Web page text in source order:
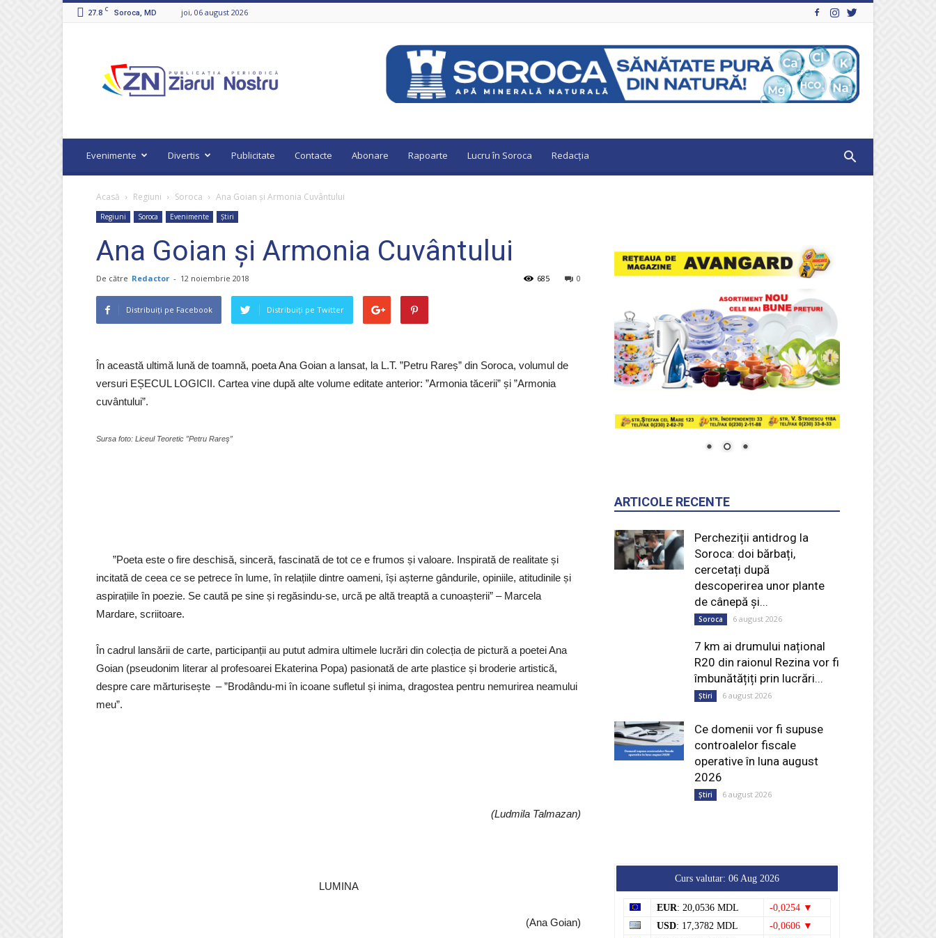
27.8 C Soroca, MD joi, 06 august 2026
Nostru
Evenimente Divertis Publicitate Contacte Abonare Rapoarte Lucru în Soroca Redacția
Acasă Regiuni Soroca Ana Goian și Armonia Cuvântului
Regiuni Soroca Evenimente Știri
Ana Goian și Armonia Cuvântului
De către Redactor - 12 noiembrie 2018 0
685
Distribuiți pe Facebook Distribuiți pe Twitter
În această ultimă lună de toamnă, poeta Ana Goian a lansat, la L.T. ”Petru Rareș” din Soroca, volumul de
versuri EȘECUL LOGICII. Cartea vine după alte volume editate anterior: ”Armonia tăcerii” și ”Armonia
cuvântului”.
Sursa foto: Liceul Teoretic ”Petru Rareş”
”Poeta este o fire deschisă, sinceră, fascinată de tot ce e frumos și valoare. Inspirată de realitate și
incitată de ceea ce se petrece în lume, în relațiile dintre oameni, își așterne gândurile, opiniile, atitudinile și
aspirațiile în poezie. Se caută pe sine și regăsindu-se, urcă pe altă treaptă a cunoașterii” – Marcela
Mardare, scriitoare.
În cadrul lansării de carte, participanții au putut admira ultimele lucrări din colecția de pictură a poetei Ana
Goian (pseudonim literar al profesoarei Ekaterina Popa) pasionată de arte plastice și broderie artistică,
despre care mărturisește – ”Brodându-mi în icoane sufletul și inima, dragostea pentru nemurirea neamului
meu”.
(Ludmila Talmazan)
LUMINA
(Ana Goian)
ARTICOLE RECENTE
Percheziții antidrog la
Soroca: doi bărbați,
cercetați după
descoperirea unor plante
de cânepă și...
Soroca 6 august 2026
7 km ai drumului național
R20 din raionul Rezina vor fi
îmbunătățiți prin lucrări...
Știri 6 august 2026
Ce domenii vor fi supuse
controalelor fiscale
operative în luna august
2026
Știri 6 august 2026
Curs valutar: 06 Aug 2026
EUR: 20,0536 MDL
-0,0254 ▼
USD: 17,3782 MDL
-0,0606 ▼